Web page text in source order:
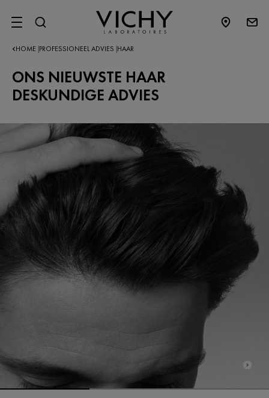
SITE MENU
HOME PROFESSIONEEL ADVIES HAAR
ONS NIEUWSTE HAAR
DESKUNDIGE ADVIES